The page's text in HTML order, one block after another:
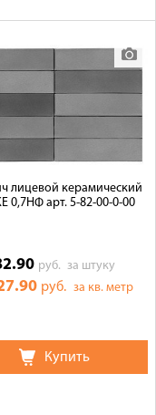
лицевой керамический
0,7НФ арт. 5-82-00-0-00
руб. за штуку
руб.за кв. метр
Купить